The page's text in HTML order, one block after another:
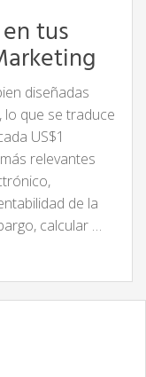
tus
diseñadas
lo que se traduce
US$1
relevantes
de la
calcular …